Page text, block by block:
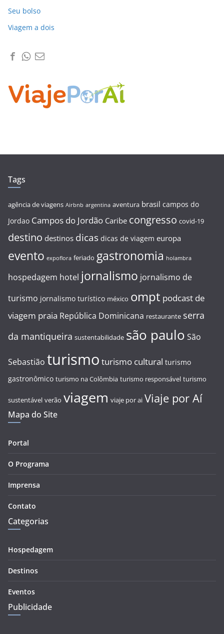
Seu bolso
Viagem a dois
Tags
agência de viagens Airbnb argentina aventura brasil campos do
Jordao Campos do Jordão Caribe congresso covid-19
destino destinos dicas dicas de viagem europa
evento expoflora feriado gastronomia holambra
hospedagem hotel jornalismo jornalismo de
turismo jornalismo turístico méxico ompt podcast de
viagem praia República Dominicana restaurante serra
da mantiqueira sustentabilidade são paulo São
Sebastião turismo turismo cultural turismo
gastronômico turismo na Colômbia turismo responsável turismo
sustentável verão viagem viaje por ai Viaje por Aí
Mapa do Site
Portal
O Programa
Imprensa
Contato
Categorias
Hospedagem
Destinos
Eventos
Publicidade